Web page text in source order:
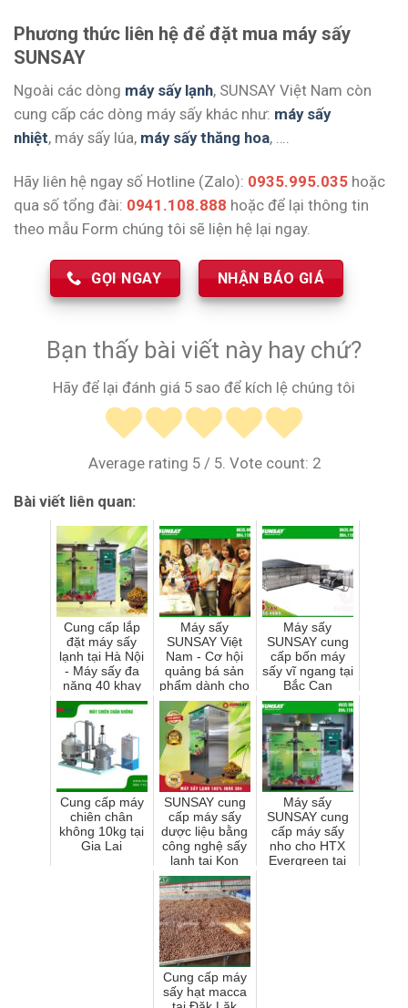
Phương thức liên hệ để đặt mua máy sấy
SUNSAY
Ngoài các dòng máy sấy lạnh, SUNSAY Việt Nam còn
cung cấp các dòng máy sấy khác như: máy sấy
nhiệt, máy sấy lúa, máy sấy thăng hoa, ….
Hãy liên hệ ngay số Hotline (Zalo): 0935.995.035 hoặc
qua số tổng đài: 0941.108.888 hoặc để lại thông tin
theo mẫu Form chúng tôi sẽ liện hệ lại ngay.
GỌI NGAY NHẬN BÁO GIÁ
Bạn thấy bài viết này hay chứ?
Hãy để lại đánh giá 5 sao để kích lệ chúng tôi
Average rating 5/ 5. Vote count: 2
Bài viết liên quan:
Cung cấp lắp
đặt máy sấy
lạnh tại Hà Nội
- Máy sấy đa
năng 40 khay
chất lượng cao
Máy sấy
SUNSAY Việt
Nam - Cơ hội
quảng bá sản
phẩm dành cho
khách hàng
Máy sấy
SUNSAY cung
cấp bốn máy
sấy vĩ ngang tại
Bắc Cạn
Cung cấp máy
chiên chân
không 10kg tại
Gia Lai
SUNSAY cung
cấp máy sấy
dược liệu bằng
công nghệ sấy
lạnh tại Kon
Tum
Máy sấy
SUNSAY cung
cấp máy sấy
nho cho HTX
Evergreen tại
Cung cấp máy
sấy hạt macca